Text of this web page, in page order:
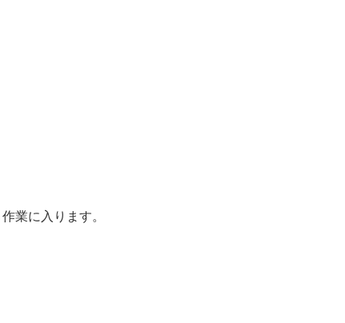
作業に入ります。